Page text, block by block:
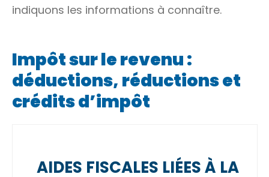
indiquons les informations à connaître.
Impôt sur le revenu :
déductions, réductions et
crédits d’impôt
AIDES FISCALES LIÉES À LA